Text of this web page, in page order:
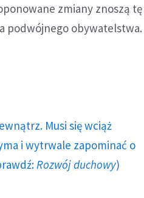
zmiany znoszą tę
podwójnego obywatelstwa.
Musi się wciąż
i wytrwale zapominać o
Rozwój duchowy)